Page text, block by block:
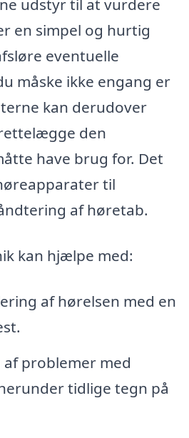
udstyr til at vurdere
en simpel og hurtig
eventuelle
måske ikke engang er
kan derudover
den
have brug for. Det
til
af høretab.
kan hjælpe med:
af hørelsen med en
problemer med
tidlige tegn på